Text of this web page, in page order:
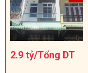
2.9 tỷ/Tổng DT